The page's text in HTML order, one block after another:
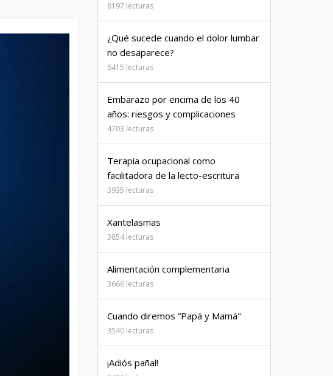
8197 lecturas
¿Qué sucede cuando el dolor lumbar
no desaparece?
6415 lecturas
Embarazo por encima de los 40
años: riesgos y complicaciones
4703 lecturas
Terapia ocupacional como
facilitadora de la lecto-escritura
3935 lecturas
Xantelasmas
3854 lecturas
Alimentación complementaria
3666 lecturas
Cuando diremos “Papá y Mamá"
3540 lecturas
¡Adiós pañal!